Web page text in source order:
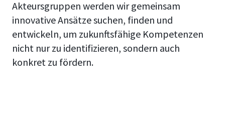
Akteursgruppen werden wir gemeinsam
innovative Ansätze suchen, finden und
entwickeln, um zukunftsfähige Kompetenzen
nicht nur zu identifizieren, sondern auch
konkret zu fördern.